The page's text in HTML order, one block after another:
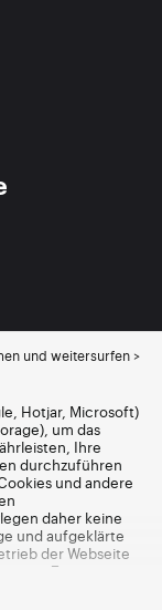
und weitersurfen >
Hotjar, Microsoft)
um das
Ihre
durchzuführen
und andere
daher keine
und aufgeklärte
der Webseite
einen Zeitraum von
widerrufen, indem